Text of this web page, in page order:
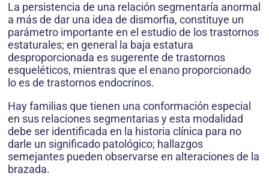
La persistencia de una relación segmentaría anormal
a más de dar una idea de dismorfia, constituye un
parámetro importante en el estudio de los trastornos
estaturales; en general la baja estatura
desproporcionada es sugerente de trastornos
esqueléticos, mientras que el enano proporcionado
lo es de trastornos endocrinos.
Hay familias que tienen una conformación especial
en sus relaciones segmentarias y esta modalidad
debe ser identificada en la historia clínica para no
darle un significado patológico; hallazgos
semejantes pueden observarse en alteraciones de la
brazada.